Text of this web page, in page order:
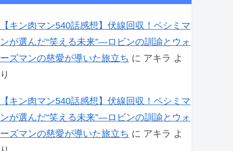
【キン肉マン540話感想】伏線回収！ペシミマ
ンが選んだ“笑える未来”―ロビンの訓諭とウォ
ーズマンの慈愛が導いた旅立ち に アキラ よ
り
【キン肉マン540話感想】伏線回収！ペシミマ
ンが選んだ“笑える未来”―ロビンの訓諭とウォ
ーズマンの慈愛が導いた旅立ち に アキラ よ